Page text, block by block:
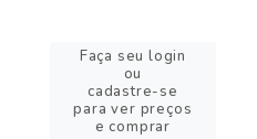
Faça seu login
ou
cadastre-se
para ver preços
e comprar